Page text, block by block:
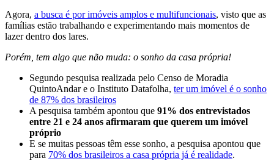
Agora, a busca é por imóveis amplos e multifuncionais, visto que as
famílias estão trabalhando e experimentando mais momentos de
lazer dentro dos lares.
Porém, tem algo que não muda: o sonho da casa própria!
Segundo pesquisa realizada pelo Censo de Moradia
QuintoAndar e o Instituto Datafolha, ter um imóvel é o sonho
de 87% dos brasileiros
A pesquisa também apontou que 91% dos entrevistados
entre 21 e 24 anos afirmaram que querem um imóvel
próprio
E se muitas pessoas têm esse sonho, a pesquisa apontou que
para 70% dos brasileiros a casa própria já é realidade.